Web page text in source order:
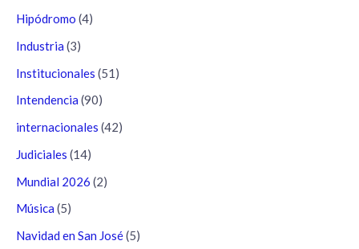
Hipódromo (4)
Industria (3)
Institucionales (51)
Intendencia (90)
internacionales (42)
Judiciales (14)
Mundial 2026 (2)
Música (5)
Navidad en San José(5)